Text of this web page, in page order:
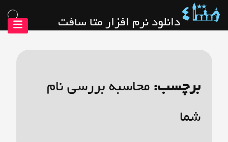
پرش
دانلود نرم افزار متا سافت
برچسب:محاسبه بررسی نام
شما